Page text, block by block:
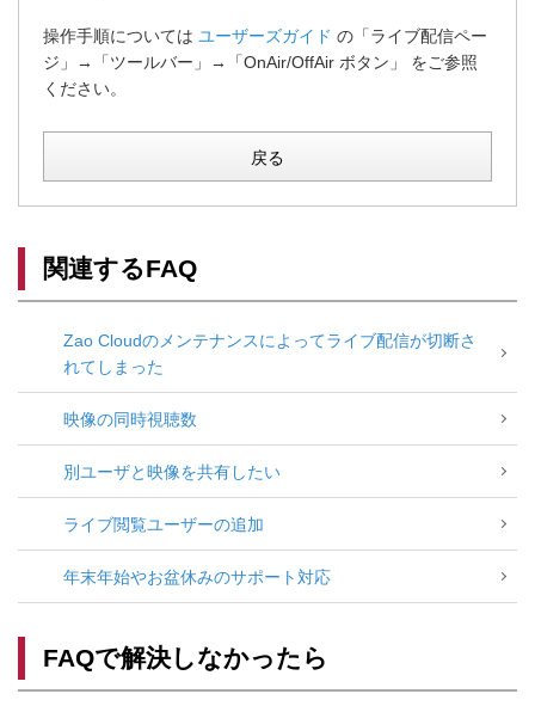
操作手順については ユーザーズガイド の「ライブ配信ペー
ジ」→「ツールバー」→「OnAir/OffAir ボタン」 をご参照
ください。
戻る
関連するFAQ
Zao Cloudのメンテナンスによってライブ配信が切断さ
れてしまった
映像の同時視聴数
別ユーザと映像を共有したい
ライブ閲覧ユーザーの追加
年末年始やお盆休みのサポート対応
FAQで解決しなかったら